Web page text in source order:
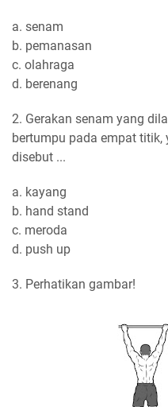
a. senam
b. pemanasan
c. olahraga
d. berenang
2. Gerakan senam yang
bertumpu pada empat
disebut ...
a. kayang
b. hand stand
c. meroda
d. push up
3. Perhatikan gambar!